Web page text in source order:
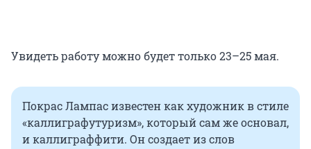
Увидеть работу можно будет только 23–25 мая.
Покрас Лампас известен как художник в стиле
«каллиграфутуризм», который сам же основал,
и каллиграффити. Он создает из слов